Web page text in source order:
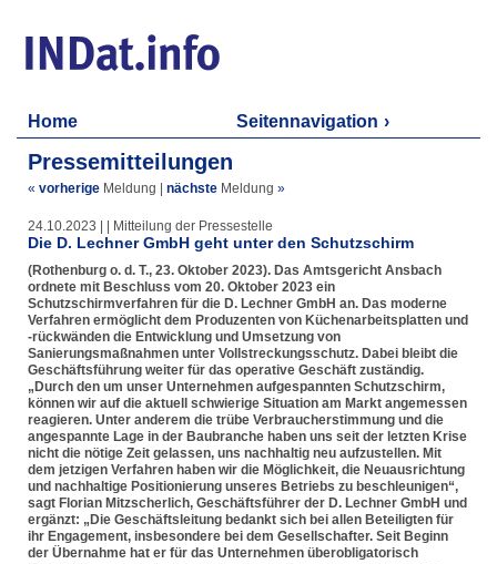
Home Seitennavigation
Pressemitteilungen
« vorherige Meldung nächste Meldung »
24.10.2023 | | Mitteilung der Pressestelle
Die D. Lechner GmbH geht unter den Schutzschirm
(Rothenburg o. d. T., 23. Oktober 2023). Das Amtsgericht Ansbach
ordnete mit Beschluss vom 20. Oktober 2023 ein
Schutzschirmverfahren für die D. Lechner GmbH an. Das moderne
Verfahren ermöglicht dem Produzenten von Küchenarbeitsplatten und
-rückwänden die Entwicklung und Umsetzung von
Sanierungsmaßnahmen unter Vollstreckungsschutz. Dabei bleibt die
Geschäftsführung weiter für das operative Geschäft zuständig.
„Durch den um unser Unternehmen aufgespannten Schutzschirm,
können wir auf die aktuell schwierige Situation am Markt angemessen
reagieren. Unter anderem die trübe Verbraucherstimmung und die
angespannte Lage in der Baubranche haben uns seit der letzten Krise
nicht die nötige Zeit gelassen, uns nachhaltig neu aufzustellen. Mit
dem jetzigen Verfahren haben wir die Möglichkeit, die Neuausrichtung
und nachhaltige Positionierung unseres Betriebs zu beschleunigen“,
sagt Florian Mitzscherlich, Geschäftsführer der D. Lechner GmbH und
ergänzt: „Die Geschäftsleitung bedankt sich bei allen Beteiligten für
ihr Engagement, insbesondere bei dem Gesellschafter. Seit Beginn
der Übernahme hat er für das Unternehmen überobligatorisch